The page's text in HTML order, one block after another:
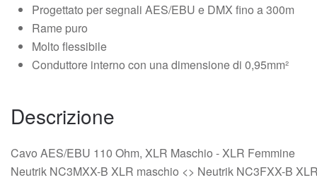
Progettato per segnali AES/EBU e DMX fino a 300m
Rame puro
Molto flessibile
Conduttore interno con una dimensione di 0,95mm²
Descrizione
Cavo AES/EBU 110 Ohm, XLR Maschio - XLR Femmine
Neutrik NC3MXX-B XLR maschio <> Neutrik NC3FXX-B